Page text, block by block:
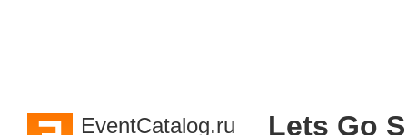
EventCatalog.ru Lets Go